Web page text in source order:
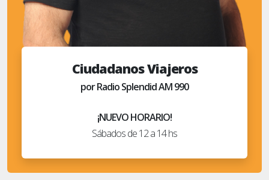
Ciudadanos Viajeros
por Radio Splendid AM 990
¡NUEVO HORARIO!
Sábados de 12 a 14 hs